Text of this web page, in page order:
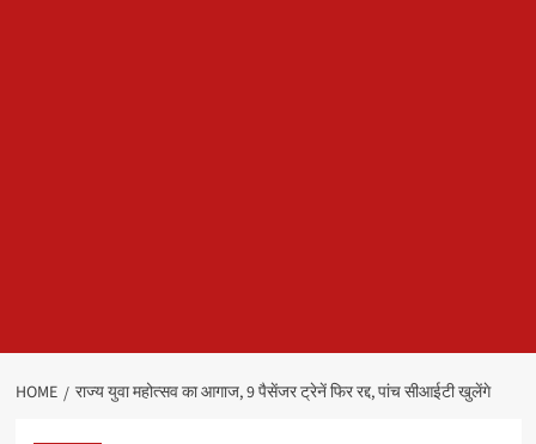
HOME राज्य युवा महोत्सव का आगाज, 9 पैसेंजर ट्रेनें फिर रद्द, पांच सीआईटी खुलेंगे